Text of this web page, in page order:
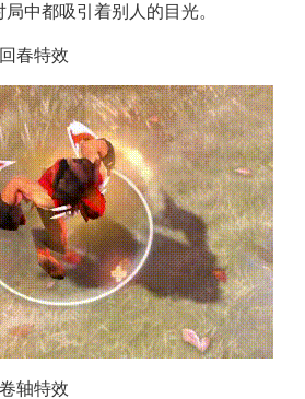
中都吸引着别人的目光。
春特效
轴特效